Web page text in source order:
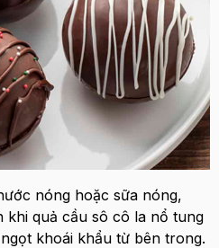
nóng hoặc sữa nóng,
khi quả cầu sô cô la nổ tung
khoái khẩu từ bên trong.